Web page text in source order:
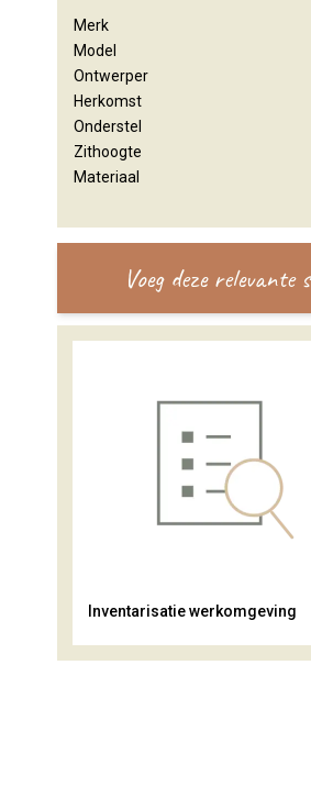
Merk
Model
Ontwerper
Herkomst
Onderstel
Zithoogte
Materiaal
Voeg deze
Inventarisatie werkomgeving